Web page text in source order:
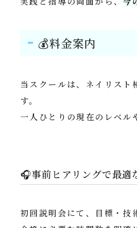
💰料金案内
当スクールは、ネイリスト
す。
一人ひとりの現在のレベル
🎧事前ヒアリングで最適
初回説明会にて、目標・技